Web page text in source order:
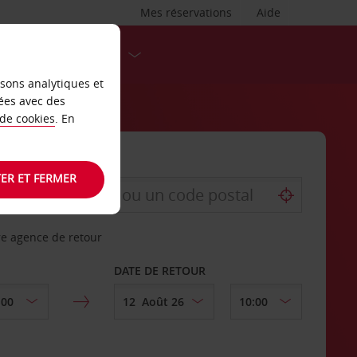
Aide
Mes réservations
agence de retour
DATE DE RETOUR
analytiques et
avec des
cookies. En
ET FERMER